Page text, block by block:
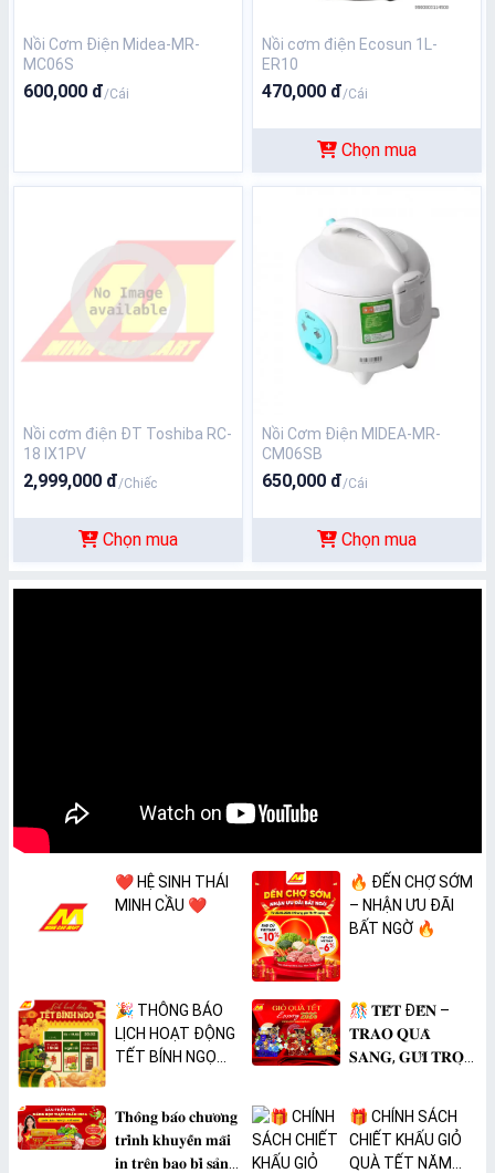
Nồi Cơm Điện Midea-MR-
MC06S
600,000 đ/Cái
Nồi cơm điện Ecosun 1L-
ER10
470,000 đ/Cái
Chọn mua
Nồi cơm điện ĐT Toshiba RC-
18 IX1PV
2,999,000 đ/Chiếc
Chọn mua
Nồi Cơm Điện MIDEA-MR-
CM06SB
650,000 đ/Cái
Chọn mua
❤️ HỆ SINH THÁI
MINH CẦU ❤️
🔥 ĐẾN CHỢ SỚM
– NHẬN ƯU ĐÃI
BẤT NGỜ 🔥
🎉 THÔNG BÁO
LỊCH HOẠT ĐỘNG
TẾT BÍNH NGỌ
🎊 𝐓𝐄̂́𝐓 Đ𝐄̂́𝐍 –
𝐓𝐑𝐀𝐎 𝐐𝐔𝐀̀
𝐒𝐀𝐍𝐆, 𝐆𝐔̛̉𝐈 𝐓𝐑𝐎̣𝐍
𝐓𝐡𝐨̂𝐧𝐠 𝐛𝐚́𝐨 𝐜𝐡𝐮̛𝐨̛𝐧𝐠
𝐭𝐫𝐢̀𝐧𝐡 𝐤𝐡𝐮𝐲𝐞̂́𝐧 𝐦𝐚̃𝐢
𝐢𝐧 𝐭𝐫𝐞̂𝐧 𝐛𝐚𝐨 𝐛𝐢̀ 𝐬𝐚̉𝐧
🎁 CHÍNH SÁCH
CHIẾT KHẤU GIỎ
QUÀ TẾT NĂM